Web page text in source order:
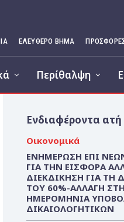
ΕΛΕΥΘΕΡΟ ΒΗΜΑ
Περίθαλψη
Ενδιαφέροντα
Οικονομικά
ΕΝΗΜΕΡΩΣΗ ΕΠΙ
ΓΙΑ ΤΗΝ ΕΙΣΦΟΡΑ
ΔΙΕΚΔΙΚΗΣΗ ΓΙΑ ΤΗ
ΤΟΥ 60%-ΑΛΛΑΓΗ
ΗΜΕΡΟΜΗΝΙΑ
ΔΙΚΑΙΟΛΟΓΗΤΙΚΩΝ